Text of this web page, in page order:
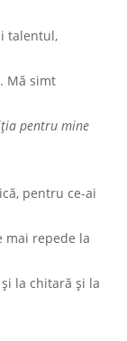
talentul,
Mă simt
pentru mine
pentru ce-ai
mai repede la
la chitară și la